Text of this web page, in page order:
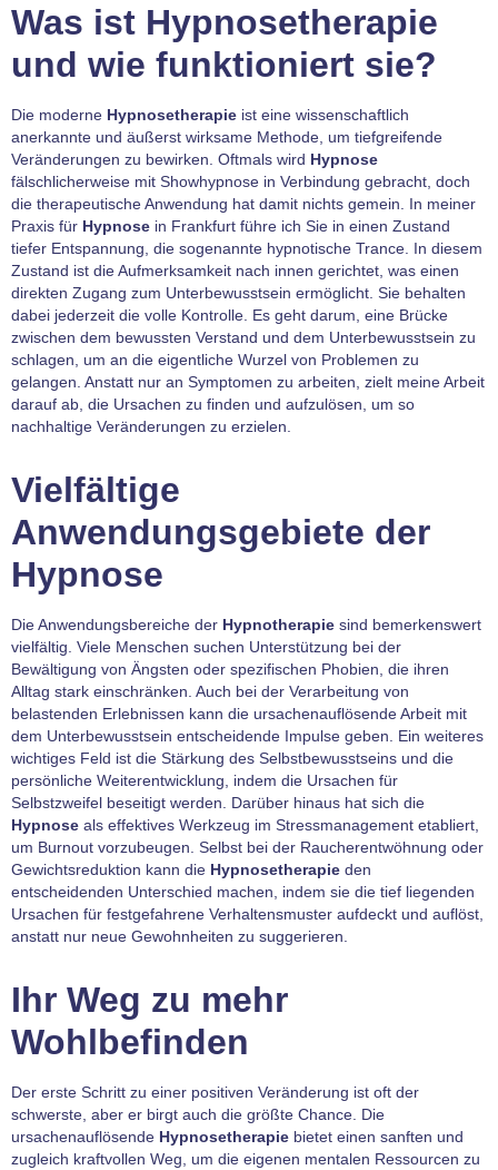
Was ist Hypnosetherapie
und wie funktioniert sie?
Die moderne Hypnosetherapie ist eine wissenschaftlich
anerkannte und äußerst wirksame Methode, um tiefgreifende
Veränderungen zu bewirken. Oftmals wird Hypnose
fälschlicherweise mit Showhypnose in Verbindung gebracht, doch
die therapeutische Anwendung hat damit nichts gemein. In meiner
Praxis für Hypnose in Frankfurt führe ich Sie in einen Zustand
tiefer Entspannung, die sogenannte hypnotische Trance. In diesem
Zustand ist die Aufmerksamkeit nach innen gerichtet, was einen
direkten Zugang zum Unterbewusstsein ermöglicht. Sie behalten
dabei jederzeit die volle Kontrolle. Es geht darum, eine Brücke
zwischen dem bewussten Verstand und dem Unterbewusstsein zu
schlagen, um an die eigentliche Wurzel von Problemen zu
gelangen. Anstatt nur an Symptomen zu arbeiten, zielt meine Arbeit
darauf ab, die Ursachen zu finden und aufzulösen, um so
nachhaltige Veränderungen zu erzielen.
Vielfältige
Anwendungsgebiete der
Hypnose
Die Anwendungsbereiche der Hypnotherapie sind bemerkenswert
vielfältig. Viele Menschen suchen Unterstützung bei der
Bewältigung von Ängsten oder spezifischen Phobien, die ihren
Alltag stark einschränken. Auch bei der Verarbeitung von
belastenden Erlebnissen kann die ursachenauflösende Arbeit mit
dem Unterbewusstsein entscheidende Impulse geben. Ein weiteres
wichtiges Feld ist die Stärkung des Selbstbewusstseins und die
persönliche Weiterentwicklung, indem die Ursachen für
Selbstzweifel beseitigt werden. Darüber hinaus hat sich die
Hypnose als effektives Werkzeug im Stressmanagement etabliert,
um Burnout vorzubeugen. Selbst bei der Raucherentwöhnung oder
Gewichtsreduktion kann die Hypnosetherapie den
entscheidenden Unterschied machen, indem sie die tief liegenden
Ursachen für festgefahrene Verhaltensmuster aufdeckt und auflöst,
anstatt nur neue Gewohnheiten zu suggerieren.
Ihr Weg zu mehr
Wohlbefinden
Der erste Schritt zu einer positiven Veränderung ist oft der
schwerste, aber er birgt auch die größte Chance. Die
ursachenauflösende Hypnosetherapie bietet einen sanften und
zugleich kraftvollen Weg, um die eigenen mentalen Ressourcen zu